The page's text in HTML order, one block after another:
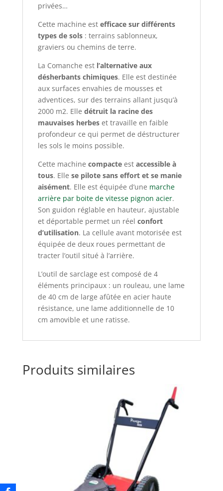
privées…
Cette machine est efficace sur différents
types de sols: terrains sablonneux,
graviers ou chemins de terre.
La Comanche estl’alternative aux
désherbants chimiques. Elle est destinée
aux surfaces envahies de mousses et
adventices, sur des terrains allant jusqu’à
2000 m2. Elle détruit la racine des
mauvaises herbeset travaille en faible
profondeur ce qui permet de déstructurer
les sols le moins possible.
Cette machine compacteest accessible à
tous. Elle se pilote sans effort et se manie
aisément. Elle est équipée d’une marche
arrière par boite de vitesse pignon acier.
Son guidon réglable en hauteur, ajustable
et déportable permet un réel confort
d’utilisation. La cellule avant motorisée est
équipée de deux roues permettant de
tracter l’outil situé à l’arrière.
L’outil de sarclage est composé de 4
éléments principaux : un rouleau, une lame
de 40 cm de large afûtée en acier haute
résistance, une lame additionnelle de 10
cm amovible et une ratisse.
Produits similaires